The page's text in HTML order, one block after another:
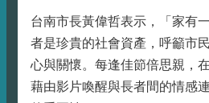
台南市長黃偉哲表示，「家有
者是珍貴的社會資產，呼籲市
心與關懷。每逢佳節倍思親，
藉由影片喚醒與長者間的情感